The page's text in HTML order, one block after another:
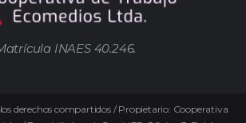
INAES 40.246.
los derechos compartidos / Propietario: Cooperativa